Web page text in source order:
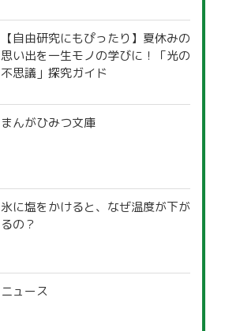
【自由研究にもぴったり】夏休みの
思い出を一生モノの学びに！「光の
不思議」探究ガイド
まんがひみつ文庫
氷に塩をかけると、なぜ温度が下が
るの？
ニュース